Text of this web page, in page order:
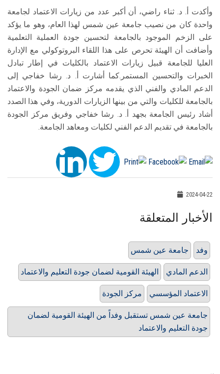
وأكدت أ. د. ثناء راضي، أن أكبر عدد من زيارات الاعتماد لجامعة
واحدة كان من نصيب جامعة عين شمس لهذا العام، وهو ما يؤكد
على الزخم الموجود بالجامعة لتحسين جودة العملية التعلمية
وأضافت أن الهيئة تحرص على هذا اللقاء البروتوكولي مع الإدارة
العليا للجامعة قبيل زيارات الاعتماد بالكليات في إطار تبادل
الخبرات والتحسين المستمر.كما أشارت أ. د. رشا خفاجي إلى
الدعم المادي والفني الذي يقدمه مركز ضمان الجودة والاعتماد
بالجامعة للكليات والتي من بينها الزيارات الدورية، وفي هذا الصدد
أشاد رئيس الجامعة بجهد أ. د. رشا خفاجي وفريق مركز الجودة
بالجامعة في تقديم الدعم الفني لكليات ومعاهد الجامعة.
2024-04-22
الأخبار المتعلقة
جامعة عين شمس وفد
الهيئة القومية لضمان جودة التعليم والاعتماد الدعم المادي
مركز الجودة الاعتماد المؤسسي
جامعة عين شمس تستقبل وفداً من الهيئة القومية لضمان
جودة التعليم والاعتماد